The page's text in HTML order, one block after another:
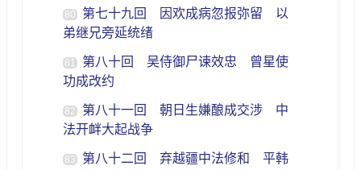
80
第七十九回 因欢成病忽报弥留 以
弟继兄旁延统绪
81
第八十回 吴侍御尸谏效忠 曾星使
功成改约
82
第八十一回 朝日生嫌酿成交涉 中
法开衅大起战争
83
第八十二回 弃越疆中法修和 平韩